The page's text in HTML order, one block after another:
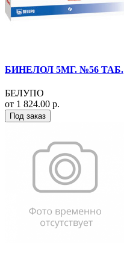
БИНЕЛОЛ 5МГ. №56 ТАБ.
БЕЛУПО
от 1 824.00 р.
Под заказ